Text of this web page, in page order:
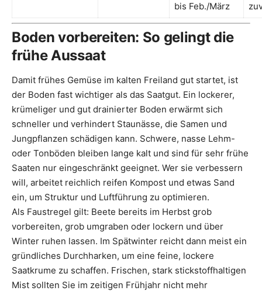
bis Feb./März
Boden vorbereiten: So gelingt die
frühe Aussaat
Damit frühes Gemüse im kalten Freiland gut startet, ist
der Boden fast wichtiger als das Saatgut. Ein lockerer,
krümeliger und gut drainierter Boden erwärmt sich
schneller und verhindert Staunässe, die Samen und
Jungpflanzen schädigen kann. Schwere, nasse Lehm-
oder Tonböden bleiben lange kalt und sind für sehr frühe
Saaten nur eingeschränkt geeignet. Wer sie verbessern
will, arbeitet reichlich reifen Kompost und etwas Sand
ein, um Struktur und Luftführung zu optimieren.
Als Faustregel gilt: Beete bereits im Herbst grob
vorbereiten, grob umgraben oder lockern und über
Winter ruhen lassen. Im Spätwinter reicht dann meist ein
gründliches Durchharken, um eine feine, lockere
Saatkrume zu schaffen. Frischen, stark stickstoffhaltigen
Mist sollten Sie im zeitigen Frühjahr nicht mehr